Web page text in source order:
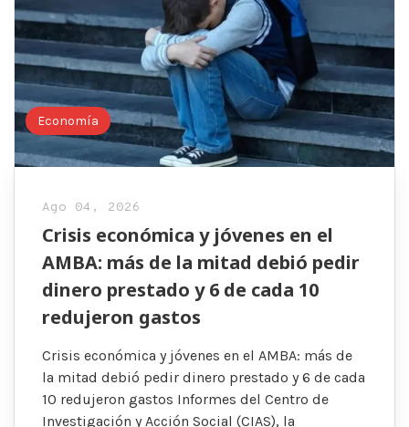
Economía
Ago 04, 2026
Crisis económica y jóvenes en el
AMBA: más de la mitad debió pedir
dinero prestado y 6 de cada 10
redujeron gastos
Crisis económica y jóvenes en el AMBA: más de
la mitad debió pedir dinero prestado y 6 de cada
10 redujeron gastos Informes del Centro de
Investigación y Acción Social (CIAS), la